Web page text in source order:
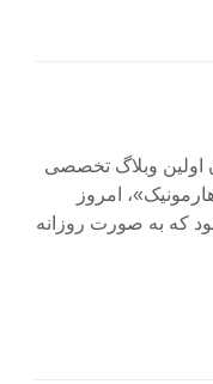
در سال ۱۳۸۲، به عنوان اولین وبلاگ تخصصی
امروز
که به صورت روزانه